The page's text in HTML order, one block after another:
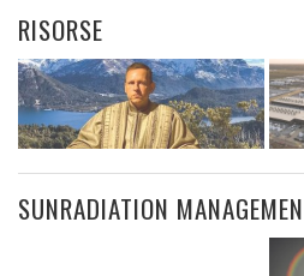
RISORSE
SUNRADIATION